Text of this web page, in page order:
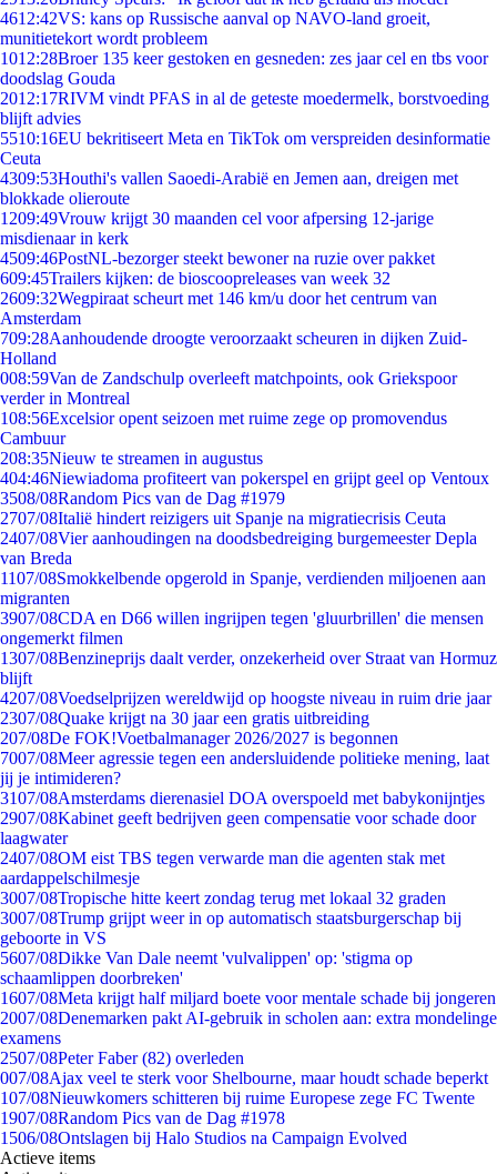
4612:42VS: kans op Russische aanval op NAVO-land groeit,
munitietekort wordt probleem
1012:28Broer 135 keer gestoken en gesneden: zes jaar cel en tbs voor
doodslag Gouda
2012:17RIVM vindt PFAS in al de geteste moedermelk, borstvoeding
blijft advies
5510:16EU bekritiseert Meta en TikTok om verspreiden desinformatie
Ceuta
4309:53Houthi's vallen Saoedi-Arabië en Jemen aan, dreigen met
blokkade olieroute
1209:49Vrouw krijgt 30 maanden cel voor afpersing 12-jarige
misdienaar in kerk
4509:46PostNL-bezorger steekt bewoner na ruzie over pakket
609:45Trailers kijken: de bioscoopreleases van week 32
2609:32Wegpiraat scheurt met 146 km/u door het centrum van
Amsterdam
709:28Aanhoudende droogte veroorzaakt scheuren in dijken Zuid-
Holland
008:59Van de Zandschulp overleeft matchpoints, ook Griekspoor
verder in Montreal
108:56Excelsior opent seizoen met ruime zege op promovendus
Cambuur
208:35Nieuw te streamen in augustus
404:46Niewiadoma profiteert van pokerspel en grijpt geel op Ventoux
3508/08Random Pics van de Dag #1979
2707/08Italië hindert reizigers uit Spanje na migratiecrisis Ceuta
2407/08Vier aanhoudingen na doodsbedreiging burgemeester Depla
van Breda
1107/08Smokkelbende opgerold in Spanje, verdienden miljoenen aan
migranten
3907/08CDA en D66 willen ingrijpen tegen 'gluurbrillen' die mensen
ongemerkt filmen
1307/08Benzineprijs daalt verder, onzekerheid over Straat van Hormuz
blijft
4207/08Voedselprijzen wereldwijd op hoogste niveau in ruim drie jaar
2307/08Quake krijgt na 30 jaar een gratis uitbreiding
207/08De FOK!Voetbalmanager 2026/2027 is begonnen
7007/08Meer agressie tegen een andersluidende politieke mening, laat
jij je intimideren?
3107/08Amsterdams dierenasiel DOA overspoeld met babykonijntjes
2907/08Kabinet geeft bedrijven geen compensatie voor schade door
laagwater
2407/08OM eist TBS tegen verwarde man die agenten stak met
aardappelschilmesje
3007/08Tropische hitte keert zondag terug met lokaal 32 graden
3007/08Trump grijpt weer in op automatisch staatsburgerschap bij
geboorte in VS
5607/08Dikke Van Dale neemt 'vulvalippen' op: 'stigma op
schaamlippen doorbreken'
1607/08Meta krijgt half miljard boete voor mentale schade bij jongeren
2007/08Denemarken pakt AI-gebruik in scholen aan: extra mondelinge
examens
2507/08Peter Faber (82) overleden
007/08Ajax veel te sterk voor Shelbourne, maar houdt schade beperkt
107/08Nieuwkomers schitteren bij ruime Europese zege FC Twente
1907/08Random Pics van de Dag #1978
1506/08Ontslagen bij Halo Studios na Campaign Evolved
Actieve items